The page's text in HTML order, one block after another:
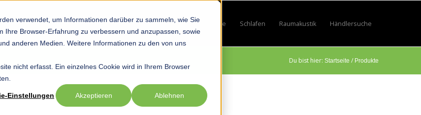
verwendet, um Informationen darüber zu sammeln, wie Sie
Browser-Erfahrung zu verbessern und anzupassen, sowie
anderen Medien. Weitere Informationen zu den von uns
nicht erfasst. Ein einzelnes Cookie wird in Ihrem Browser
Einstellungen Akzeptieren Ablehnen
Startseite HobbyShow submenu for Hobby
SportShow submenu for Sport
Beruf Show submenu for Beruf
Lifestyle Show submenu for Lifestyle
Schlafen Show submenu for Schlafen
Raumakustik Show submenu for Raumakustik
Händlersuche
Du bist hier: Startseite / Produkte